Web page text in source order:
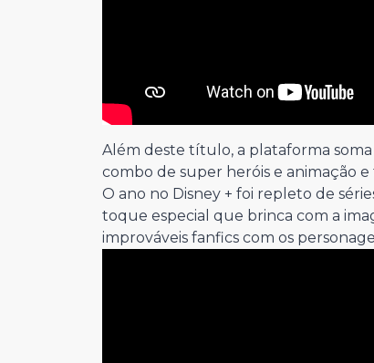
Além deste título, a plataforma soma
combo de super heróis e animação
O ano no Disney + foi repleto de
toque especial que brinca com a
improváveis fanfics com os